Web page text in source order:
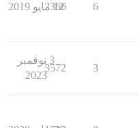
6
2366
12 مايو 2019
3
3572
3 نوفمبر
2023